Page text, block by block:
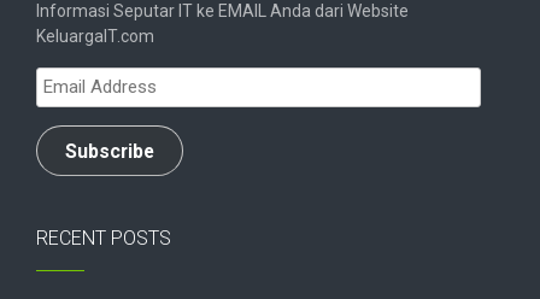
Informasi Seputar IT ke EMAIL Anda dari Website
KeluargaIT.com
Email
Address
Subscribe
RECENT POSTS